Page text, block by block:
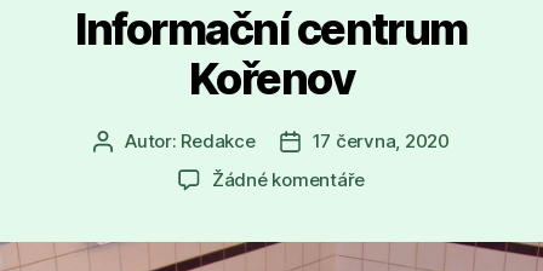
Informační centrum
Kořenov
Autor
příspěvku
Autor: Redakce
Datum
příspěvku
17 června, 2020
Žádné komentářeu
názvem